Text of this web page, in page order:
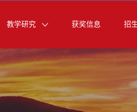
教学研究 获奖信息 招